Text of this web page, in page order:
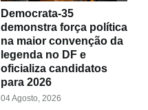
Democrata-35
demonstra força política
na maior convenção da
legenda no DF e
oficializa candidatos
para 2026
04 Agosto, 2026